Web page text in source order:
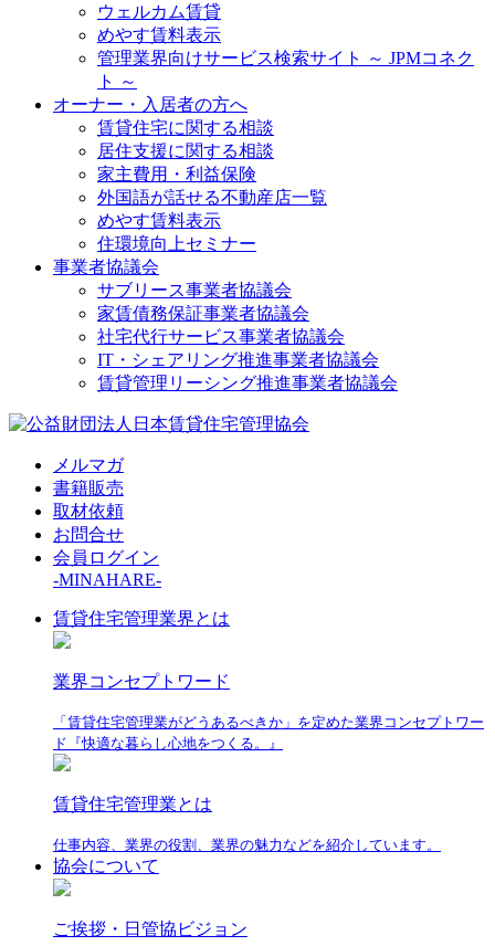
ウェルカム賃貸
めやす賃料表示
管理業界向けサービス検索サイト ～ JPMコネク
ト ～
オーナー・入居者の方へ
賃貸住宅に関する相談
居住支援に関する相談
家主費用・利益保険
外国語が話せる不動産店一覧
めやす賃料表示
住環境向上セミナー
事業者協議会
サブリース事業者協議会
家賃債務保証事業者協議会
社宅代行サービス事業者協議会
IT・シェアリング推進事業者協議会
賃貸管理リーシング推進事業者協議会
メルマガ
書籍販売
取材依頼
お問合せ
会員ログイン
-MINAHARE-
賃貸住宅管理業界とは
業界コンセプトワード
「賃貸住宅管理業がどうあるべきか」を定めた業界コンセプトワー
ド『快適な暮らし心地をつくる。』
賃貸住宅管理業とは
仕事内容、業界の役割、業界の魅力などを紹介しています。
協会について
ご挨拶・日管協ビジョン